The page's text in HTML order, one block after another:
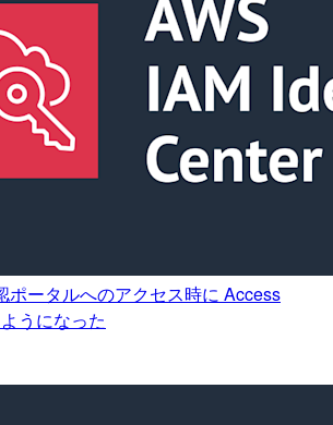
ポータルへのアクセス時に Access
うになった